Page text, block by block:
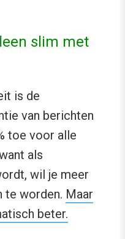
slim met
is de
van berichten
toe voor alle
als
wil je meer
te worden. Maar
beter.